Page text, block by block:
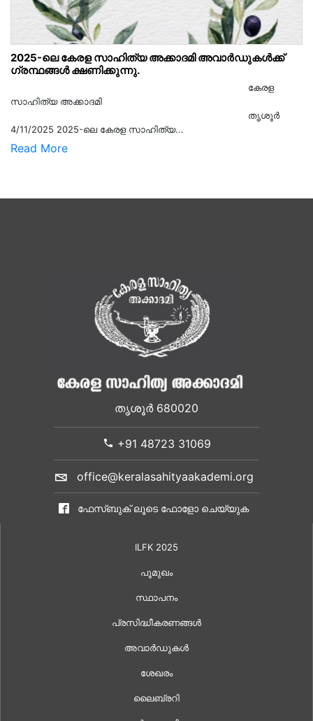
2025-ലെ കേരള സാഹിത്യ അക്കാദമി അവാർഡുകൾക്ക്
ഗ്രന്ഥങ്ങൾ ക്ഷണിക്കുന്നു.
കേരള
സാഹിത്യ അക്കാദമി
തൃശൂര്‍
4/11/2025 2025-ലെ കേരള സാഹിത്യ...
Read More
തൃശൂർ 680020
+91 48723 31069
office@keralasahityaakademi.org
ഫേസ്ബുക് ലൂടെ ഫോളോ ചെയ്യുക
ILFK 2025
പൂമുഖം
സ്ഥാപനം
പ്രസിദ്ധീകരണങ്ങൾ
അവാർഡുകൾ
ശേഖരം
ലൈബ്രറി